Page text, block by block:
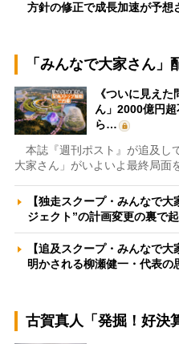
方針の修正で成長加速が予
「みんなで大家さん
《ついに見え
ん」2000億円
ら…
本誌『週刊ポスト』が追及し
大家さん」がいよいよ最終局面
【独走スクープ・みんなで
ジェクト”の計画変更の裏で
【追及スクープ・みんなで
明かされる柳瀬健一・代表
古賀真人「発掘！好決